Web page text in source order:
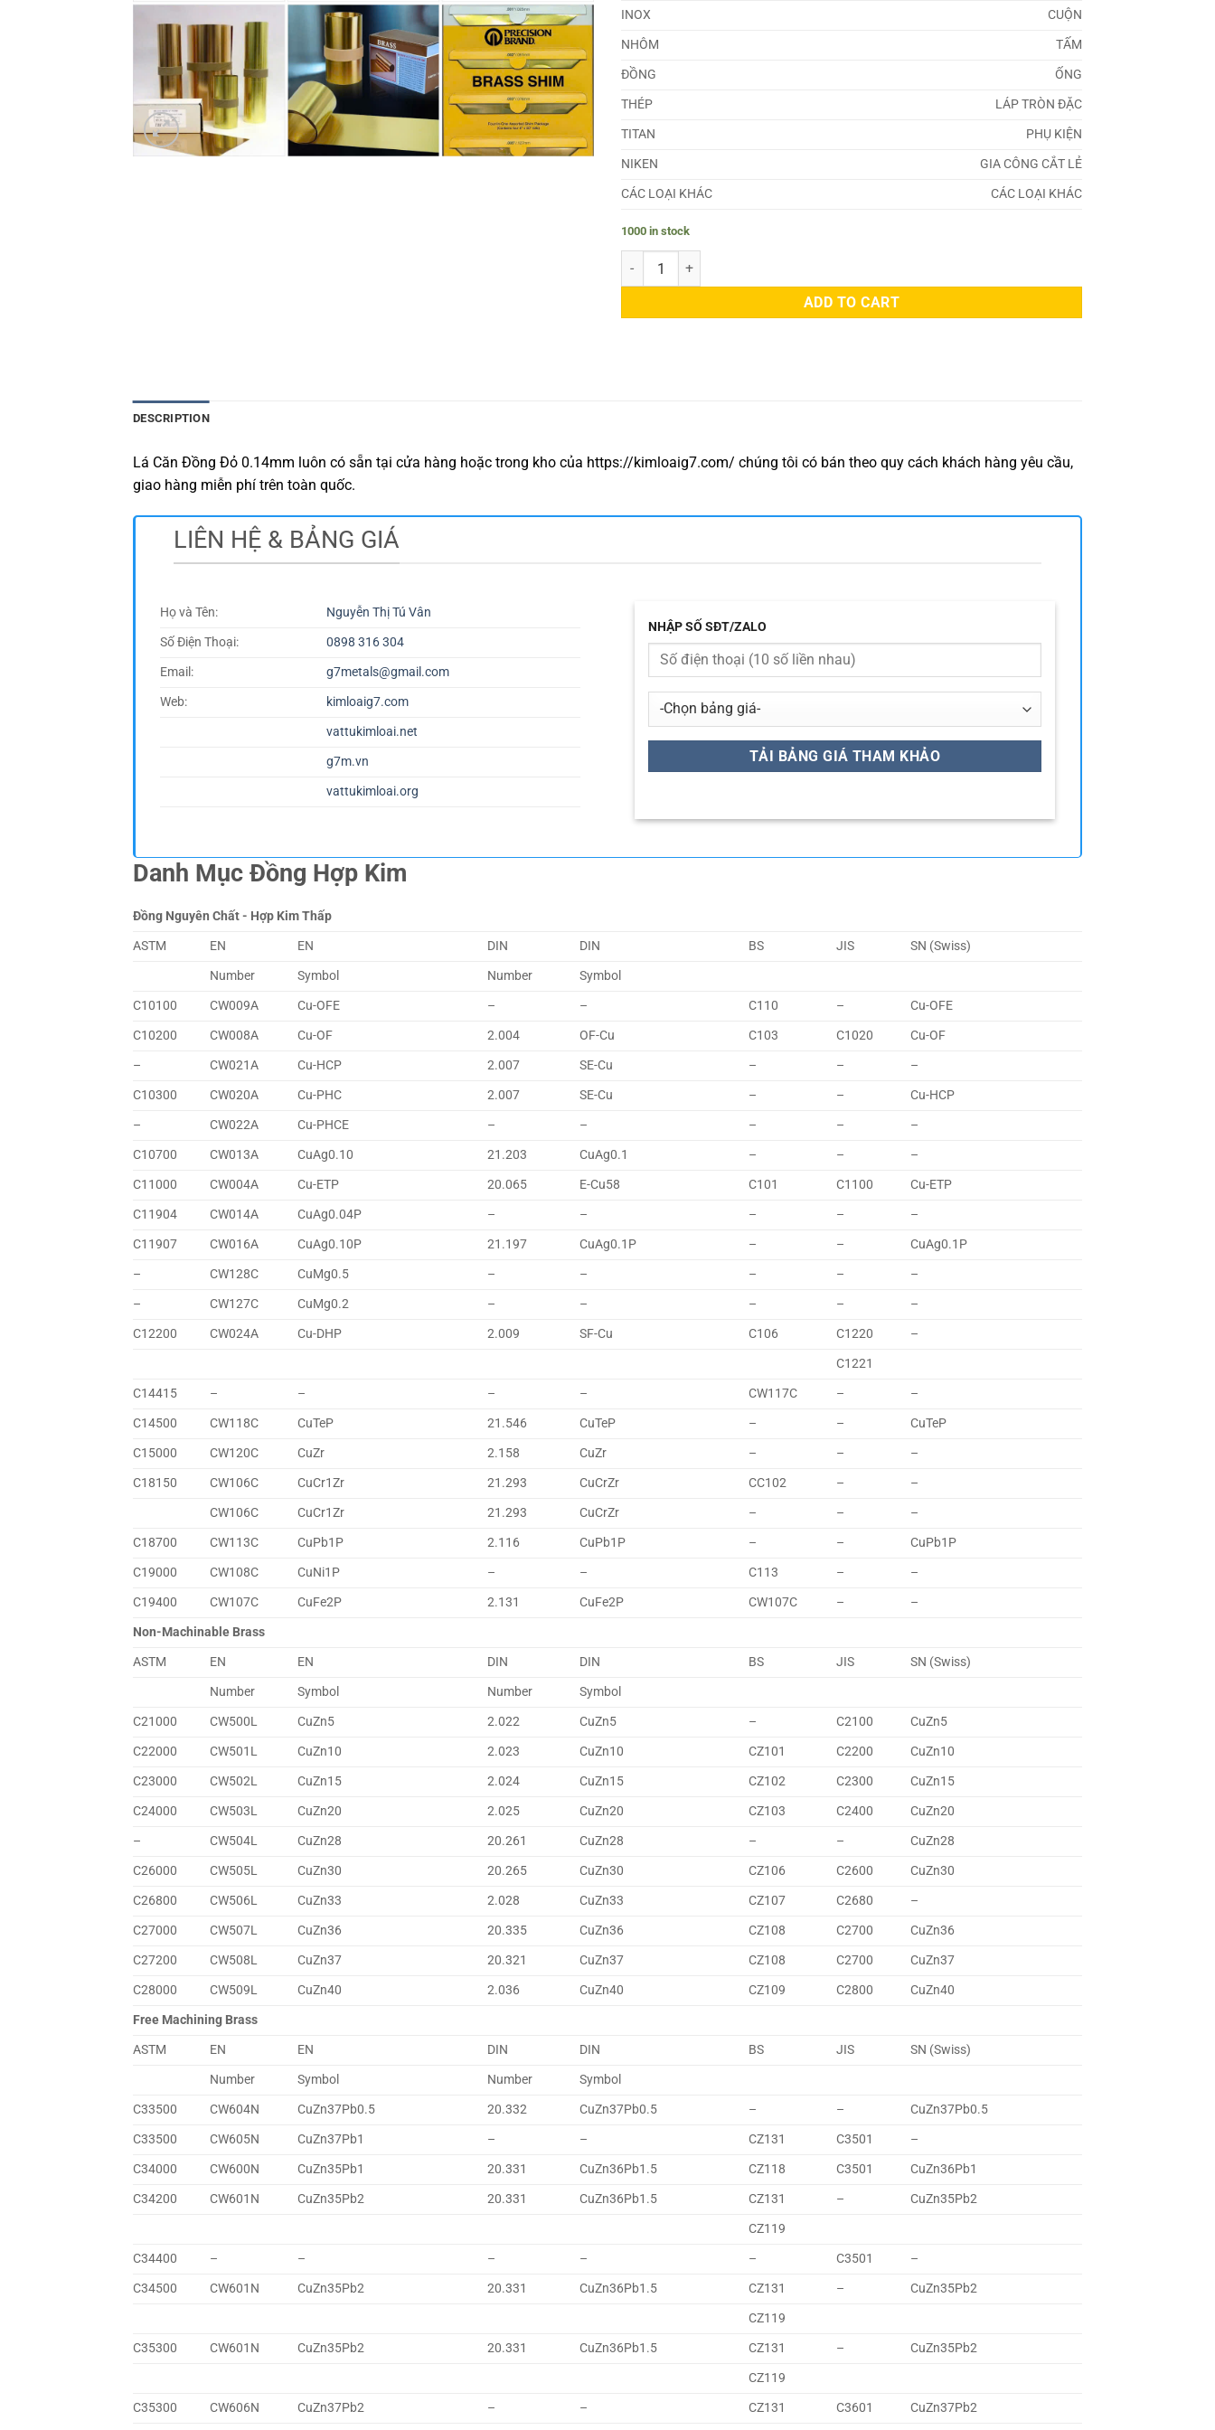
INOX
CUỘN
NHÔM
TẤM
ĐỒNG
ỐNG
THÉP
LÁP TRÒN ĐẶC
TITAN
PHỤ KIỆN
NIKEN
GIA CÔNG CẮT LẺ
CÁC LOẠI KHÁC
CÁC LOẠI KHÁC
1000 in stock
Lá Căn Đồng Đỏ 0.14mm quantity
ADD TO CART
DESCRIPTION
Lá Căn Đồng Đỏ 0.14mm luôn có sẵn tại cửa hàng hoặc trong kho của https://kimloaig7.com/ chúng tôi có bán theo quy cách khách hàng yêu cầu,
giao hàng miễn phí trên toàn quốc.
LIÊN HỆ & BẢNG GIÁ
Họ và Tên:
Nguyễn Thị Tú Vân
Số Điện Thoại:
0898 316 304
Email:
g7metals@gmail.com
Web:
kimloaig7.com
vattukimloai.net
g7m.vn
vattukimloai.org
NHẬP SỐ SĐT/ZALO
Danh Mục Đồng Hợp Kim
Đồng Nguyên Chất - Hợp Kim Thấp
ASTM
EN EN DIN DIN BS JIS
SN (Swiss)
Number
Symbol Number
Symbol
C10100
CW009A Cu-OFE – – C110 –
Cu-OFE
C10200
CW008A Cu-OF 2.004 OF-Cu C103 C1020
Cu-OF
–
CW021A Cu-HCP 2.007 SE-Cu – –
–
C10300
CW020A Cu-PHC 2.007 SE-Cu – –
Cu-HCP
–
CW022A Cu-PHCE – – – –
–
C10700
CW013A CuAg0.10 21.203 CuAg0.1 – –
–
C11000
CW004A Cu-ETP 20.065 E-Cu58 C101 C1100
Cu-ETP
C11904
CW014A CuAg0.04P – – – –
–
C11907
CW016A CuAg0.10P 21.197 CuAg0.1P – –
CuAg0.1P
–
CW128C CuMg0.5 – – – –
–
–
CW127C CuMg0.2 – – – –
–
C12200
CW024A Cu-DHP 2.009 SF-Cu C106 C1220
–
C1221
C14415
– – – – CW117C –
–
C14500
CW118C CuTeP 21.546 CuTeP – –
CuTeP
C15000
CW120C CuZr 2.158 CuZr – –
–
C18150
CW106C CuCr1Zr 21.293 CuCrZr CC102 –
–
CW106C
CuCr1Zr 21.293 CuCrZr – –
–
C18700
CW113C CuPb1P 2.116 CuPb1P – –
CuPb1P
C19000
CW108C CuNi1P – – C113 –
–
C19400
CW107C CuFe2P 2.131 CuFe2P CW107C –
–
Non-Machinable Brass
ASTM
EN EN DIN DIN BS JIS
SN (Swiss)
Number
Symbol Number
Symbol
C21000
CW500L CuZn5 2.022 CuZn5 – C2100
CuZn5
C22000
CW501L CuZn10 2.023 CuZn10 CZ101 C2200
CuZn10
C23000
CW502L CuZn15 2.024 CuZn15 CZ102 C2300
CuZn15
C24000
CW503L CuZn20 2.025 CuZn20 CZ103 C2400
CuZn20
–
CW504L CuZn28 20.261 CuZn28 – –
CuZn28
C26000
CW505L CuZn30 20.265 CuZn30 CZ106 C2600
CuZn30
C26800
CW506L CuZn33 2.028 CuZn33 CZ107 C2680
–
C27000
CW507L CuZn36 20.335 CuZn36 CZ108 C2700
CuZn36
C27200
CW508L CuZn37 20.321 CuZn37 CZ108 C2700
CuZn37
C28000
CW509L CuZn40 2.036 CuZn40 CZ109 C2800
CuZn40
Free Machining Brass
ASTM
EN EN DIN DIN BS JIS
SN (Swiss)
Number
Symbol Number
Symbol
C33500
CW604N CuZn37Pb0.5 20.332 CuZn37Pb0.5 – –
CuZn37Pb0.5
C33500
CW605N CuZn37Pb1 – – CZ131 C3501
–
C34000
CW600N CuZn35Pb1 20.331 CuZn36Pb1.5 CZ118 C3501
CuZn36Pb1
C34200
CW601N CuZn35Pb2 20.331 CuZn36Pb1.5 CZ131 –
CuZn35Pb2
CZ119
C34400
– – – – – C3501
–
C34500
CW601N CuZn35Pb2 20.331 CuZn36Pb1.5 CZ131 –
CuZn35Pb2
CZ119
C35300
CW601N CuZn35Pb2 20.331 CuZn36Pb1.5 CZ131 –
CuZn35Pb2
CZ119
C35300
CW606N CuZn37Pb2 – – CZ131 C3601
CuZn37Pb2